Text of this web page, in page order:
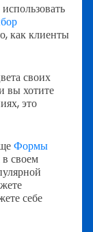
как клиенты
своих
вы хотите
это
Формы
своем
себе